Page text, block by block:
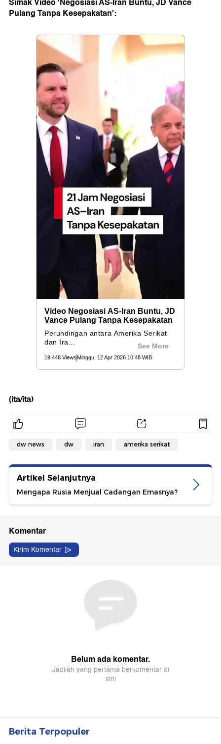
Pulang Tanpa Kesepakatan':
(ita/ita)
dw news dw iran amerika serikat
Artikel Selanjutnya
Mengapa Rusia Menjual Cadangan Emasnya?
Berita Terpopuler